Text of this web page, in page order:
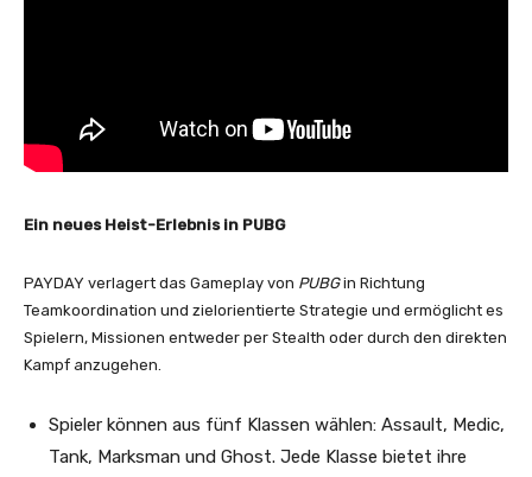
Ein neues Heist-Erlebnis in PUBG
PAYDAY verlagert das Gameplay von PUBGin Richtung
Teamkoordination und zielorientierte Strategie und ermöglicht es
Spielern, Missionen entweder per Stealth oder durch den direkten
Kampf anzugehen.
Spieler können aus fünf Klassen wählen: Assault, Medic,
Tank, Marksman und Ghost. Jede Klasse bietet ihre